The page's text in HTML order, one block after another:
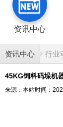
资讯中心
资讯中心 行业
45KG饲料码垛机
来源：本站时间：